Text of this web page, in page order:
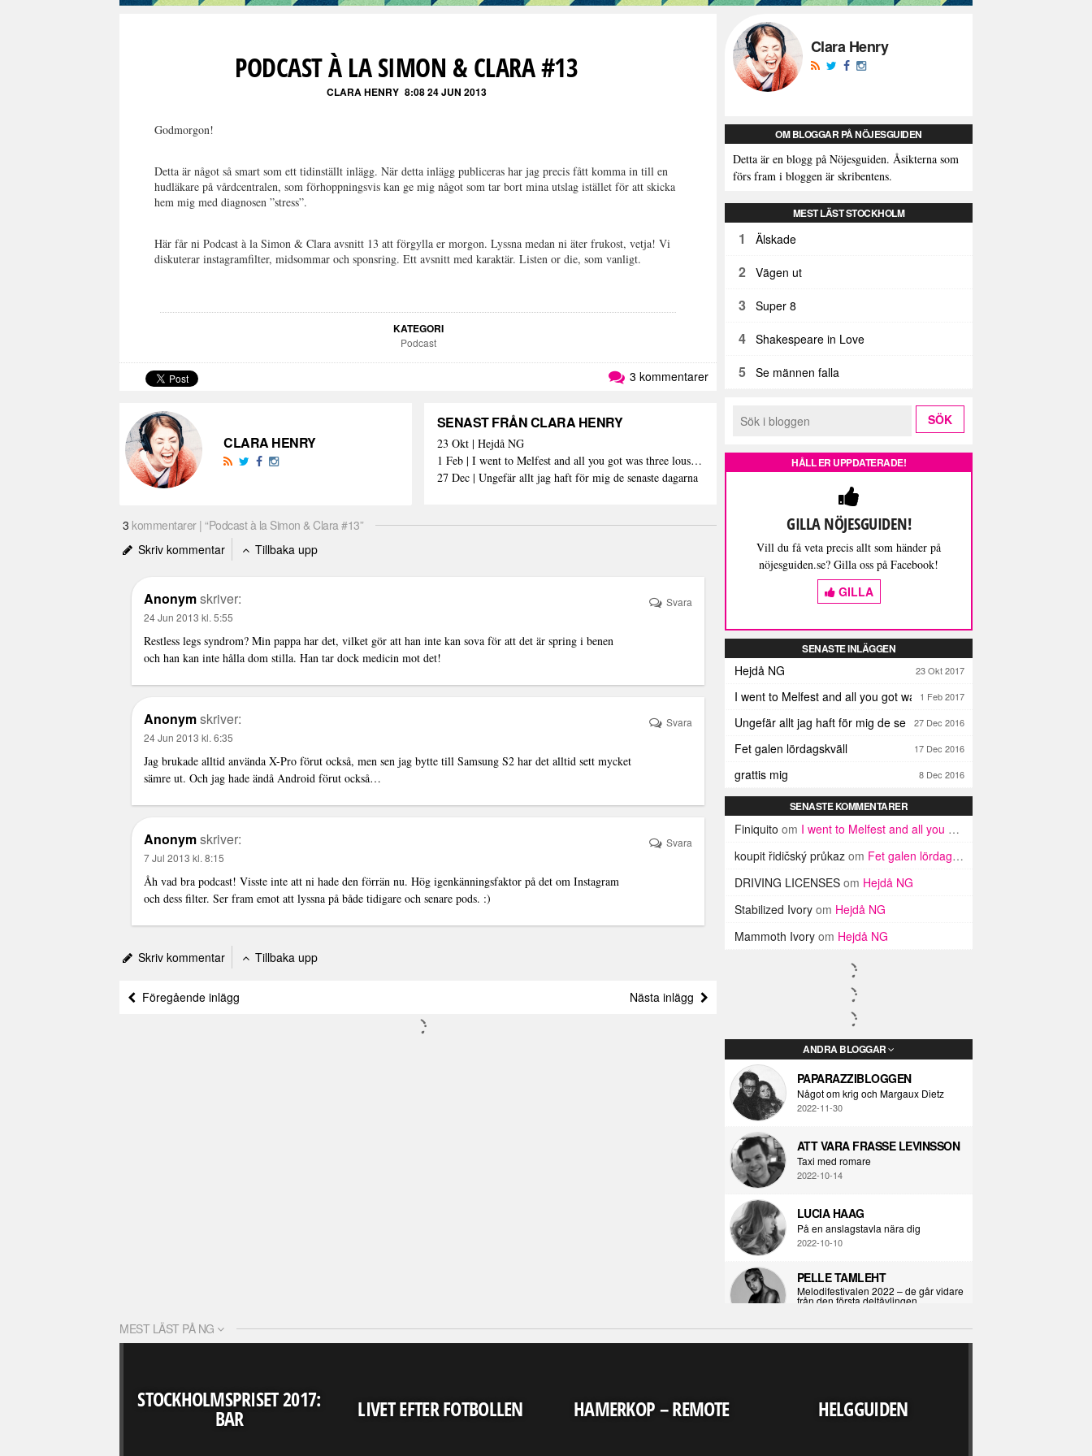
PODCAST À LA SIMON & CLARA #13
CLARA HENRY 8:08 24 JUN 2013
Godmorgon!
Detta är något så smart som ett tidinställt inlägg. När detta inlägg publiceras har jag precis fått komma in till en
hudläkare på vårdcentralen, som förhoppningsvis kan ge mig något som tar bort mina utslag istället för att skicka
hem mig med diagnosen ”stress”.
Här får ni Podcast à la Simon & Clara avsnitt 13 att förgylla er morgon. Lyssna medan ni äter frukost, vetja! Vi
diskuterar instagramfilter, midsommar och sponsring. Ett avsnitt med karaktär. Listen or die, som vanligt.
KATEGORI
Podcast
3 kommentarer
CLARA HENRY
SENAST FRÅN CLARA HENRY
23 Okt | Hejdå NG
1 Feb | I went to Melfest and all you got was three lousy selfies
27 Dec | Ungefär allt jag haft för mig de senaste dagarna
3 kommentarer | “Podcast à la Simon & Clara #13”
Skriv kommentar
Tillbaka upp
Anonymskriver:
24 Jun 2013 kl. 5:55
Restless legs syndrom? Min pappa har det, vilket gör att han inte kan sova för att det är spring i benen
och han kan inte hålla dom stilla. Han tar dock medicin mot det!
Svara
Anonymskriver:
24 Jun 2013 kl. 6:35
Jag brukade alltid använda X-Pro förut också, men sen jag bytte till Samsung S2 har det alltid sett mycket
sämre ut. Och jag hade ändå Android förut också…
Svara
Anonymskriver:
7 Jul 2013 kl. 8:15
Åh vad bra podcast! Visste inte att ni hade den förrän nu. Hög igenkänningsfaktor på det om Instagram
och dess filter. Ser fram emot att lyssna på både tidigare och senare pods. :)
Svara
Skriv kommentar Tillbaka upp
Föregående inlägg Nästa inlägg
Clara Henry
OM BLOGGAR PÅ NÖJESGUIDEN
Detta är en blogg på Nöjesguiden. Åsikterna som
förs fram i bloggen är skribentens.
MEST LÄST STOCKHOLM
1 Älskade
2 Vägen ut
3 Super 8
4 Shakespeare in Love
5 Se männen falla
HÅLL ER UPPDATERADE!
GILLA NÖJESGUIDEN!
Vill du få veta precis allt som händer på
nöjesguiden.se? Gilla oss på Facebook!
GILLA
SENASTE INLÄGGEN
Hejdå NG 23 Okt 2017
I went to Melfest and all you got was three lousy selfies
1 Feb 2017
Ungefär allt jag haft för mig de senaste dagarna
27 Dec 2016
Fet galen lördagskväll 17 Dec 2016
grattis mig 8 Dec 2016
SENASTE KOMMENTARER
Finiquito om I went to Melfest and all you got was three lousy selfies
koupit řidičský průkaz om Fet galen lördagskväll
DRIVING LICENSES om Hejdå NG
Stabilized Ivory om Hejdå NG
Mammoth Ivory om Hejdå NG
ANDRA BLOGGAR
PAPARAZZIBLOGGEN
Något om krig och Margaux Dietz
2022-11-30
ATT VARA FRASSE LEVINSSON
Taxi med romare
2022-10-14
LUCIA HAAG
På en anslagstavla nära dig
2022-10-10
PELLE TAMLEHT
Melodifestivalen 2022 – de går vidare
från den första deltävlingen
I KORPENS SKUGGA
ÖPPNA BOKEN
MEST LÄST PÅ NG
STOCKHOLMSPRISET 2017:
BAR LIVET EFTER FOTBOLLEN HAMERKOP – REMOTE HELGGUIDEN